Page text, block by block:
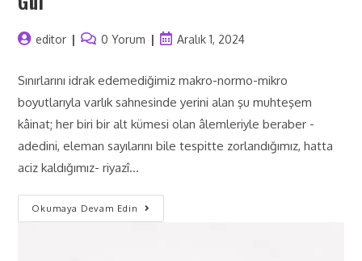
editor 0 Yorum Aralık 1, 2024
Sınırlarını idrak edemediğimiz makro-normo-mikro
boyutlarıyla varlık sahnesinde yerini alan şu muhteşem
kâinat; her biri bir alt kümesi olan âlemleriyle beraber -
adedini, eleman sayılarını bile tespitte zorlandığımız, hatta
aciz kaldığımız- riyazî…
Okumaya Devam Edin